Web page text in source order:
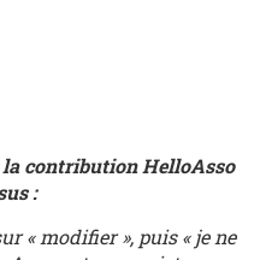
contribution HelloAsso
:
« modifier », puis « je ne